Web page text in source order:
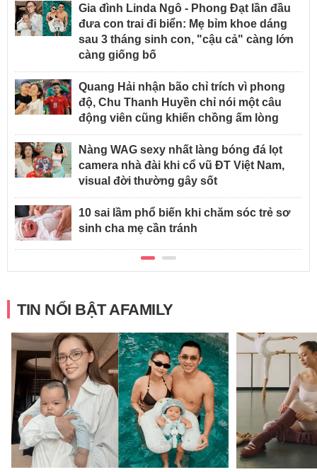
Gia đình Linda Ngô - Phong Đạt lần đầu
đưa con trai đi biển: Mẹ bỉm khoe dáng
sau 3 tháng sinh con, "cậu cả" càng lớn
càng giống bố
Quang Hải nhận bão chỉ trích vì phong
độ, Chu Thanh Huyền chỉ nói một câu
động viên cũng khiến chồng ấm lòng
Nàng WAG sexy nhất làng bóng đá lọt
camera nhà đài khi cổ vũ ĐT Việt Nam,
visual đời thường gây sốt
10 sai lầm phổ biến khi chăm sóc trẻ sơ
sinh cha mẹ cần tránh
TIN NỔI BẬT AFAMILY